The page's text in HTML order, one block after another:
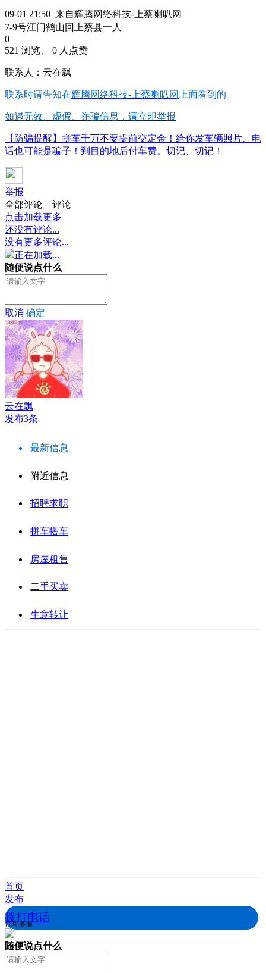
09-01 21:50 来自辉腾网络科技-上蔡喇叭网
7-9号江门鹤山回上蔡县一人
0
521 浏览、 0 人点赞
联系人：云在飘
联系时请告知在辉腾网络科技-上蔡喇叭网 上面看到的
如遇无效、虚假、诈骗信息，请立即举报
【防骗提醒】拼车千万不要提前交定金！给你发车辆照片、电
话也可能是骗子！到目的地后付车费。切记、切记！
举报
全部评论
评论
点击加载更多
还没有评论...
没有更多评论...
正在加载...
随便说点什么
取消 确定
云在飘
发布3条
最新信息
附近信息
招聘求职
拼车搭车
房屋租售
二手买卖
生意转让
首页
发布
拨打电话
订阅 客服
随便说点什么